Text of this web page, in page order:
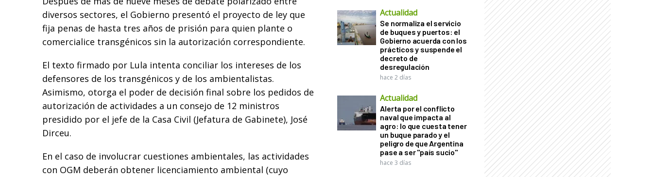
diversos sectores, el Gobierno presentó el proyecto de ley que
fija penas de hasta tres años de prisión para quien plante o
comercialice transgénicos sin la autorización correspondiente.
El texto firmado por Lula intenta conciliar los intereses de los
defensores de los transgénicos y de los ambientalistas.
Asimismo, otorga el poder de decisión final sobre los pedidos de
autorización de actividades a un consejo de 12 ministros
presidido por el jefe de la Casa Civil (Jefatura de Gabinete), José
Dirceu.
En el caso de involucrar cuestiones ambientales, las actividades
con OGM deberán obtener licenciamiento ambiental (cuyo
Actualidad
Se normaliza el servicio
de buques y puertos: el
Gobierno acuerda con los
prácticos y suspende el
decreto de
desregulación
hace 2 días
Actualidad
Alerta por el conflicto
naval que impacta al
agro: lo que cuesta tener
un buque parado y el
peligro de que Argentina
pase a ser "país sucio"
hace 3 días